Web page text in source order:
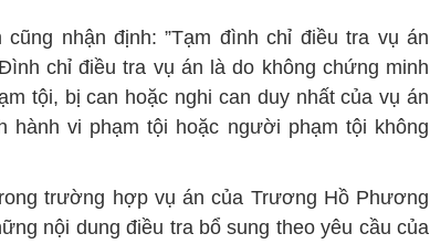
nhận định: ”Tạm đình chỉ điều tra vụ án
chỉ điều tra vụ án là do không chứng minh
tội, bị can hoặc nghi can duy nhất của vụ án
hành vi phạm tội hoặc người phạm tội không
trường hợp vụ án của Trương Hồ Phương
nội dung điều tra bổ sung theo yêu cầu của